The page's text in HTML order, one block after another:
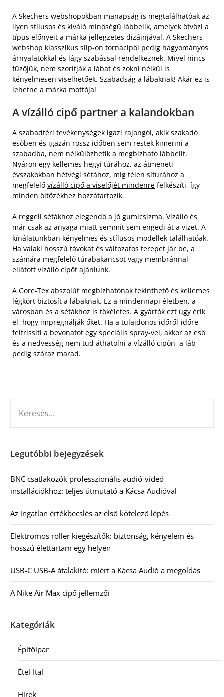
A Skechers webshopokban manapság is megtalálhatóak az
ilyen stílusos és kiváló minőségű lábbelik, amelyek ötvözi a
típus előnyeit a márka jellegzetes dizájnjával. A Skechers
webshop klasszikus slip-on tornacipői pedig hagyományos
árnyalatokkal és lágy szabással rendelkeznek. Mivel nincs
fűzőjük, nem szorítják a lábat és zokni nélkül is
kényelmesen viselhetőek. Szabadság a lábaknak! Akár ez is
lehetne a márka mottója!
A vízálló cipő partner a kalandokban
A szabadtéri tevékenységek igazi rajongói, akik szakadó
esőben és igazán rossz időben sem restek kimenni a
szabadba, nem nélkülözhetik a megbízható lábbelit.
Nyáron egy kellemes hegyi túrához, az átmeneti
évszakokban hétvégi sétához, míg télen sítúrához a
megfelelő vízálló cipő a viselőjét mindenre felkészíti, így
minden öltözékhez hozzátartozik.
A reggeli sétákhoz elegendő a jó gumicsizma. Vízálló és
már csak az anyaga miatt semmit sem engedi át a vizet. A
kínálatunkban kényelmes és stílusos modellek találhatóak.
Ha valaki hosszú távokat és változatos terepet jár be, a
számára megfelelő túrabakancsot vagy membránnal
ellátott vízálló cipőt ajánlunk.
A Gore-Tex abszolút megbízhatónak tekinthető és kellemes
légkört biztosít a lábaknak. Ez a mindennapi életben, a
városban és a sétákhoz is tökéletes. A gyártók ezt úgy érik
el, hogy impregnálják őket. Ha a tulajdonos időről-időre
felfrissíti a bevonatot egy speciális spray-vel, akkor az eső
és a nedvesség nem tud áthatolni a vízálló cipőn, a láb
pedig száraz marad.
Legutóbbi bejegyzések
BNC csatlakozók professzionális audió-videó
installációkhoz: teljes útmutató a Kácsa Audióval
Az ingatlan értékbecslés az első kötelező lépés
Elektromos roller kiegészítők: biztonság, kényelem és
hosszú élettartam egy helyen
USB-C USB-A átalakító: miért a Kácsa Audió a megoldás
A Nike Air Max cipő jellemzői
Kategóriák
Építőipar
Étel-Ital
Hírek